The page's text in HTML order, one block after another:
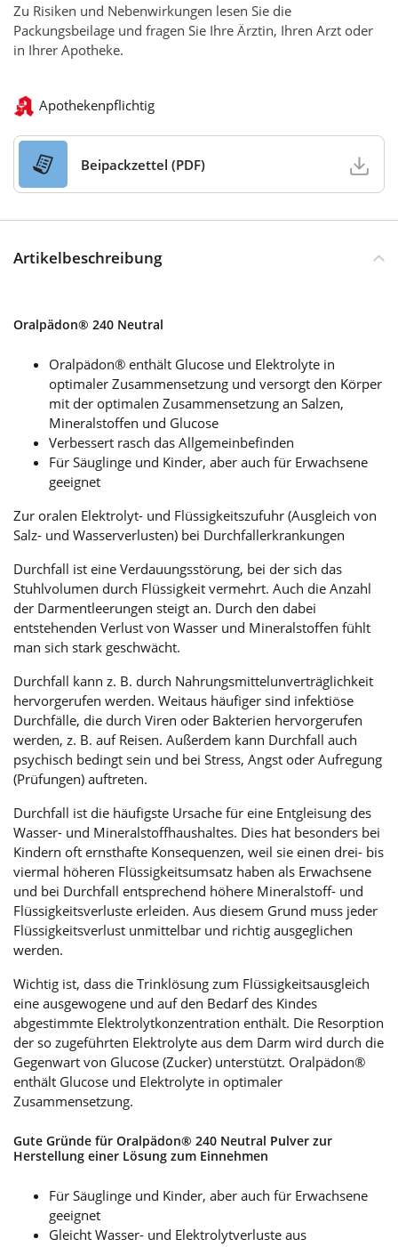
Zu Risiken und Nebenwirkungen lesen Sie die
Packungsbeilage und fragen Sie Ihre Ärztin, Ihren Arzt oder
in Ihrer Apotheke.
Apothekenpflichtig
Beipackzettel (PDF)
Artikelbeschreibung
Oralpädon® 240 Neutral
Oralpädon® enthält Glucose und Elektrolyte in
optimaler Zusammensetzung und versorgt den Körper
mit der optimalen Zusammensetzung an Salzen,
Mineralstoffen und Glucose
Verbessert rasch das Allgemeinbefinden
Für Säuglinge und Kinder, aber auch für Erwachsene
geeignet
Zur oralen Elektrolyt- und Flüssigkeitszufuhr (Ausgleich von
Salz- und Wasserverlusten) bei Durchfallerkrankungen
Durchfall ist eine Verdauungsstörung, bei der sich das
Stuhlvolumen durch Flüssigkeit vermehrt. Auch die Anzahl
der Darmentleerungen steigt an. Durch den dabei
entstehenden Verlust von Wasser und Mineralstoffen fühlt
man sich stark geschwächt.
Durchfall kann z. B. durch Nahrungsmittelunverträglichkeit
hervorgerufen werden. Weitaus häufiger sind infektiöse
Durchfälle, die durch Viren oder Bakterien hervorgerufen
werden, z. B. auf Reisen. Außerdem kann Durchfall auch
psychisch bedingt sein und bei Stress, Angst oder Aufregung
(Prüfungen) auftreten.
Durchfall ist die häufigste Ursache für eine Entgleisung des
Wasser- und Mineralstoffhaushaltes. Dies hat besonders bei
Kindern oft ernsthafte Konsequenzen, weil sie einen drei- bis
viermal höheren Flüssigkeitsumsatz haben als Erwachsene
und bei Durchfall entsprechend höhere Mineralstoff- und
Flüssigkeitsverluste erleiden. Aus diesem Grund muss jeder
Flüssigkeitsverlust unmittelbar und richtig ausgeglichen
werden.
Wichtig ist, dass die Trinklösung zum Flüssigkeitsausgleich
eine ausgewogene und auf den Bedarf des Kindes
abgestimmte Elektrolytkonzentration enthält. Die Resorption
der so zugeführten Elektrolyte aus dem Darm wird durch die
Gegenwart von Glucose (Zucker) unterstützt. Oralpädon®
enthält Glucose und Elektrolyte in optimaler
Zusammensetzung.
Gute Gründe für Oralpädon® 240 Neutral Pulver zur
Herstellung einer Lösung zum Einnehmen
Für Säuglinge und Kinder, aber auch für Erwachsene
geeignet
Gleicht Wasser- und Elektrolytverluste aus